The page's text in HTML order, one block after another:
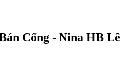
Cổng - Nina HB Lê